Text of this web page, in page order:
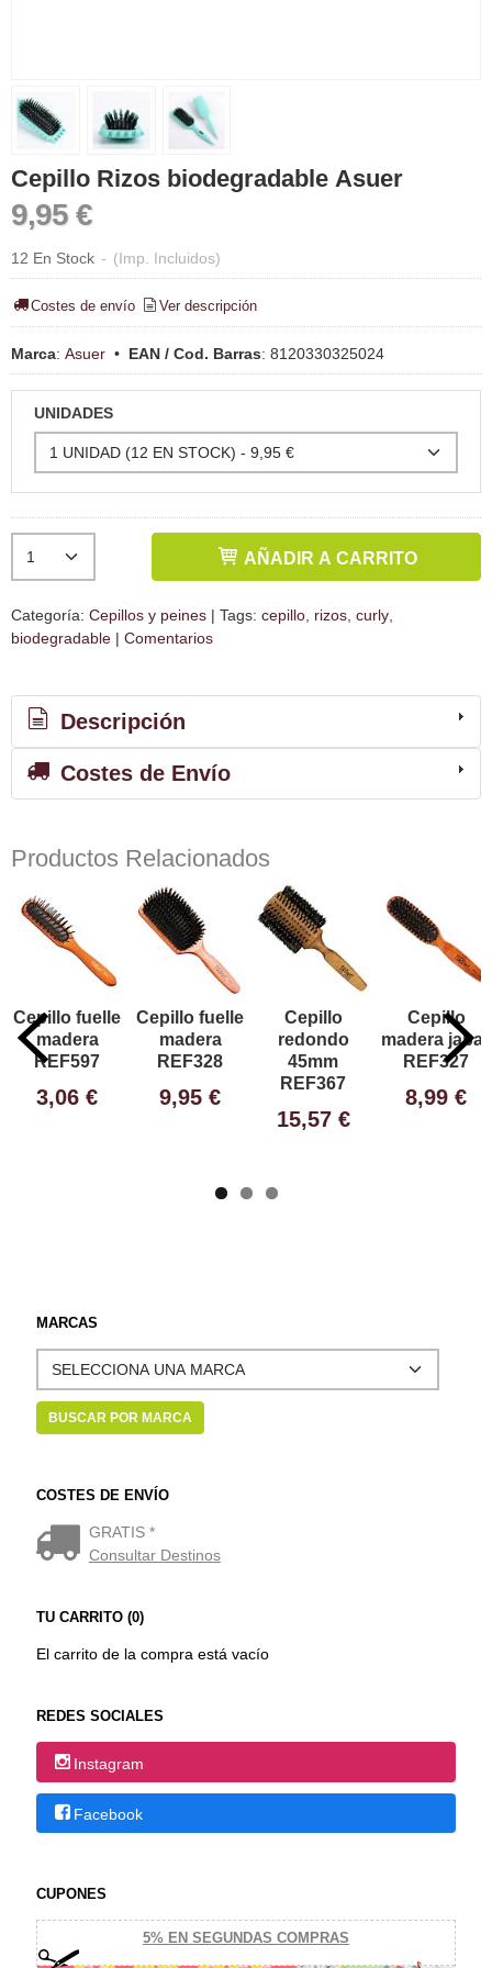
MARCAS
COSTES DE ENVÍO
GRATIS *
Consultar Destinos
TU CARRITO (0)
El carrito de la compra está vacío
REDES SOCIALES
Instagram
Facebook
CUPONES
5% EN SEGUNDAS COMPRAS
Cepillo Rizos biodegradable Asuer
9,95 €
12 En Stock - (Imp. Incluidos)
Costes de envío Ver descripción
Marca: Asuer • EAN / Cod. Barras: 8120330325024
UNIDADES
AÑADIR A CARRITO
Categoría: Cepillos y peines | Tags: cepillo rizos curly
biodegradable | Comentarios
Descripción
Costes de Envío
Productos Relacionados
Cepillo fuelle
madera
REF597
3,06 €
Cepillo fuelle
madera
REF328
9,95 €
Cepillo
redondo
45mm
REF367
15,57 €
Cepillo
madera jabali
REF327
8,99 €